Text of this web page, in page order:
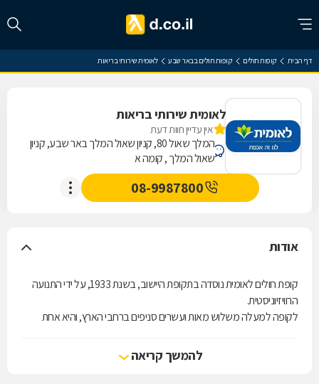
דף הבית קופות חולים קופות חולים בבאר שבע לאומית שירותי בריאות
לאומית שירותי בריאות
אין עדיין חוות דעת
המלך שאול 80, קניון שאול המלך באר שבע, קניון
שאול המלך , קומה א
08-9987800
אודות
קופת חולים לאומית נוסדה בתקופת היישוב, בשנת 1933, על ידי התנועה
הרוויזיוניסטית.
לקופה למעלה משלוש מאות ועשרים סניפים ברחבי הארץ, והיא אחת
להמשך קריאה